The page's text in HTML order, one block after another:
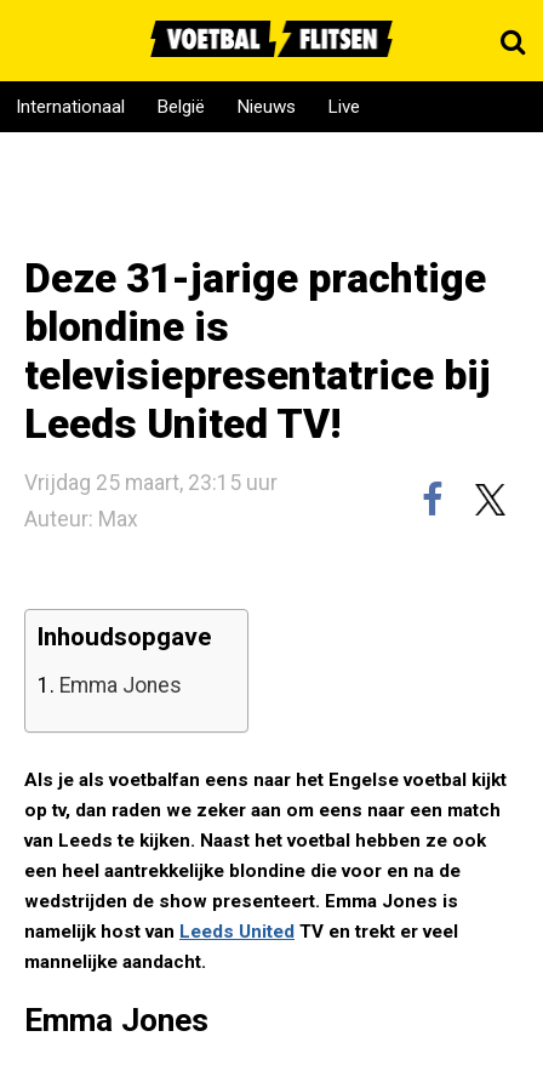
Internationaal België Nieuws Live
Deze 31-jarige prachtige
blondine is
televisiepresentatrice bij
Leeds United TV!
Vrijdag 25 maart, 23:15 uur
Auteur: Max
Inhoudsopgave
1. Emma Jones
Als je als voetbalfan eens naar het Engelse voetbal kijkt
op tv, dan raden we zeker aan om eens naar een match
van Leeds te kijken. Naast het voetbal hebben ze ook
een heel aantrekkelijke blondine die voor en na de
wedstrijden de show presenteert. Emma Jones is
namelijk host van Leeds United TV en trekt er veel
mannelijke aandacht.
Emma Jones